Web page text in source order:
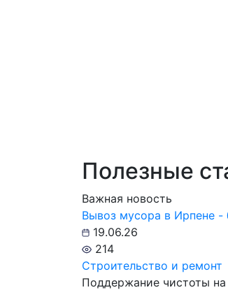
Полезные
Важная новость
Вывоз мусора в Ирпене -
19.06.26
214
Строительство и ремонт
Поддержание чистоты